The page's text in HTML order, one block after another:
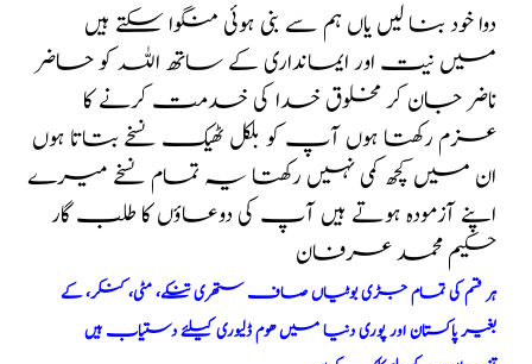
دوا خود بنا لیں یاں ہم سے بنی ہوئی منگوا سکتے ہیں
میں نیت اور ایمانداری کے ساتھ اللہ کو حاضر
ناضر جان کر مخلوق خدا کی خدمت کرنے کا
عزم رکھتا ہوں آپ کو بلکل ٹھیک نسخے بتاتا ہوں
ان میں کچھ کمی نہیں رکھتا یہ تمام نسخے میرے
اپنے آزمودہ ہوتے ہیں آپ کی دوعاؤں کا طلب گار
حکیم محمد عرفان
ہر قسم کی تمام جڑی بوٹیاں صاف ستھری تنکے، مٹی، کنکر، کے
بغیر پاکستان اور پوری دنیا میں ھوم ڈلیوری کیلئے دستیاب ہیں